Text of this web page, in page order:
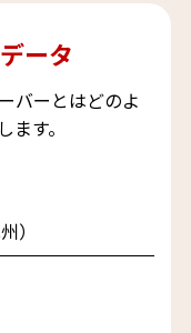
ータ
バーとはどのよ
す。
）